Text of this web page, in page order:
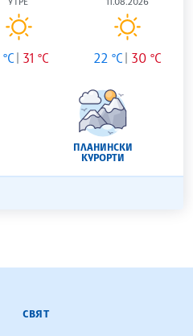
31 °C 22 °C 30 °C
ПЛАНИНСКИ
КУРОРТИ
АГЕНЦИЯ
СВЯТ